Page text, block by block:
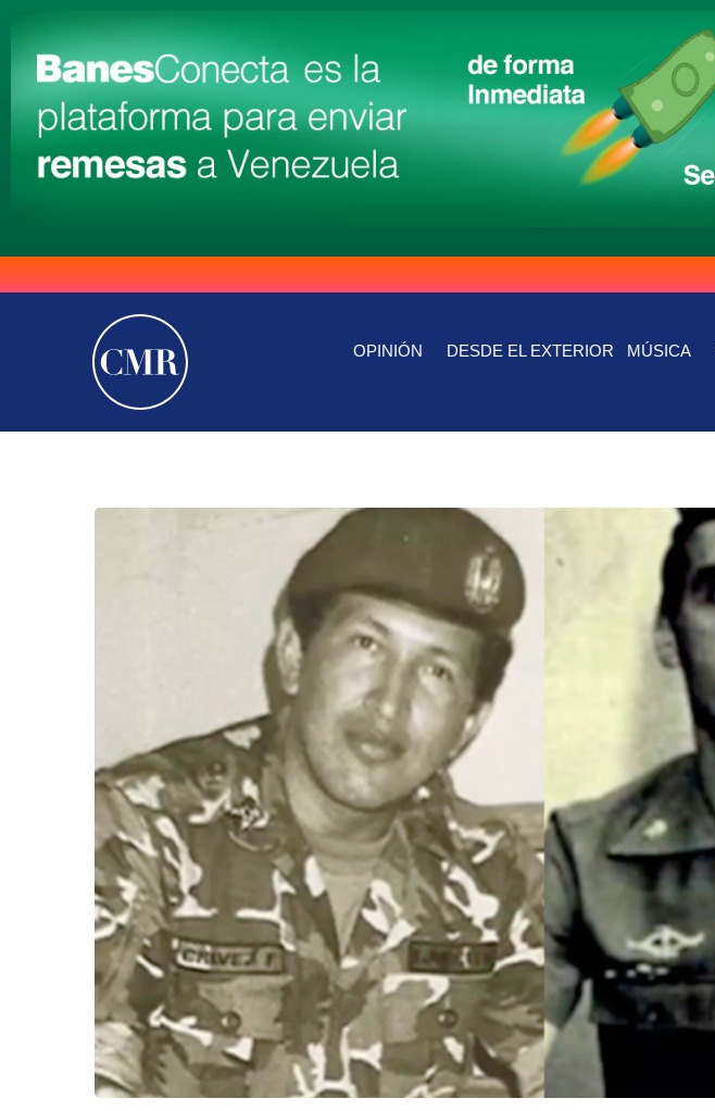
OPINIÓN DESDE EL EXTERIOR MÚSICA